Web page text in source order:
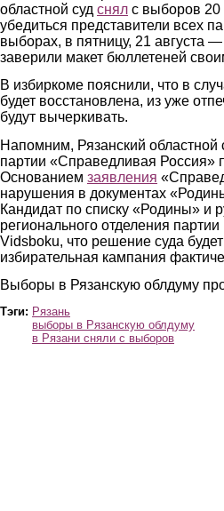
областной суд снял с выборов 20
убедиться представители всех
выборах, в пятницу, 21 августа
заверили макет бюллетеней
В избиркоме пояснили, что в
будет восстановлена, из уже
будут вычеркивать.
Напомним, Рязанский областной
партии «Справедливая Россия»
Основанием заявления
нарушения в документах
Кандидат по списку «Родины» и
регионального отделения
Vidsbоku, что решение суда
избирательная кампания
Выборы в Рязанскую облдуму
Тэги: Рязань
выборы в Рязанскую облдуму
в Рязани сняли с выборов